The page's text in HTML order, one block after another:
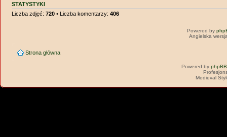
STATYSTYKI
Liczba zdjęć:720 • Liczba komentarzy:406
Powered by
Angielska
Strona główna
Powered by phpBB
Medieval